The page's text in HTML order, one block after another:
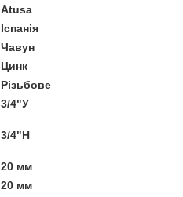
Atusa
Іспанія
Чавун
Цинк
Різьбове
3/4"У
3/4"Н
20 мм
20 мм